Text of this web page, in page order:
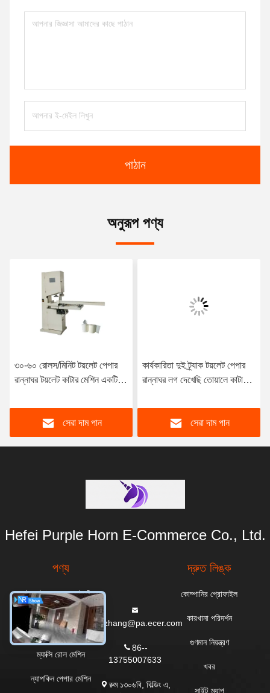
পাঠান
অনুরূপ পণ্য
৩০-৬০ রোলস/মিনিট টয়লেট পেপার
রান্নাঘর টয়লেট কাটার মেশিন একটি
জন্য
সেরা দাম পান
কার্যকারিতা দুই ট্র্যাক টয়লেট পেপার
রান্নাঘর লগ দেখেছি তোয়ালে কাটার
সেরা দাম পান
Hefei Purple Horn E-Commerce Co., Ltd.
পণ্য
টয়লেট পেপার রোল তৈরির
মেশিন
রান্নাঘরের তোয়ালে মেশিন
ম্যাক্সি রোল মেশিন
ন্যাপকিন পেপার মেশিন
everzhang@pa.ecer.com
86--
13755007633
রুম ১৩০৬বি, বিল্ডিং এ,
দ্রুত লিঙ্ক
কোম্পানির প্রোফাইল
কারখানা পরিদর্শন
গুণমান নিয়ন্ত্রণ
খবর
সাইট ম্যাপ